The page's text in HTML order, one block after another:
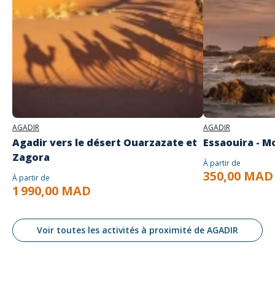
AGADIR
Agadir vers le désert Ouarzazate et
Zagora
À partir de
1 990,00 MAD
AGADIR
Essaouira -
À partir de
350,00 MAD
Voir toutes les activités à proximité de AGADIR